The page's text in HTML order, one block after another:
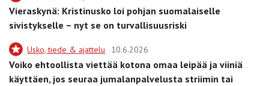
Vieraskynä: Kristinusko loi pohjan suomalaiselle
sivistykselle – nyt se on turvallisuusriski
Usko, tiede & ajattelu 10.6.2026
Voiko ehtoollista viettää kotona omaa leipää ja viiniä
käyttäen, jos seuraa jumalanpalvelusta striimin tai